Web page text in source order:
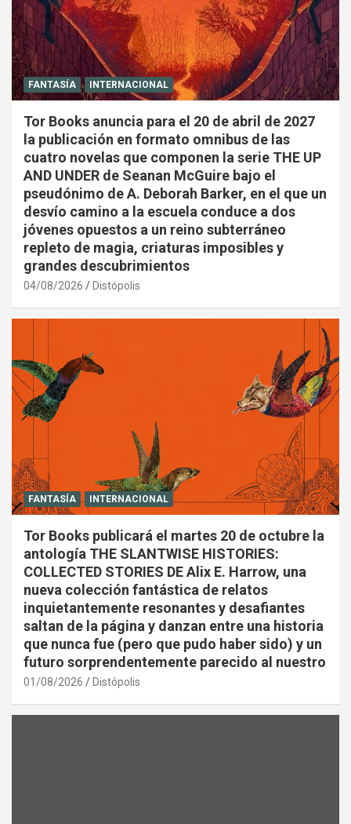
FANTASÍA INTERNACIONAL
Tor Books anuncia para el 20 de abril de 2027
la publicación en formato omnibus de las
cuatro novelas que componen la serie THE UP
AND UNDER de Seanan McGuire bajo el
pseudónimo de A. Deborah Barker, en el que un
desvío camino a la escuela conduce a dos
jóvenes opuestos a un reino subterráneo
repleto de magia, criaturas imposibles y
grandes descubrimientos
04/08/2026 Distópolis
FANTASÍA INTERNACIONAL
Tor Books publicará el martes 20 de octubre la
antología THE SLANTWISE HISTORIES:
COLLECTED STORIES DE Alix E. Harrow, una
nueva colección fantástica de relatos
inquietantemente resonantes y desafiantes
saltan de la página y danzan entre una historia
que nunca fue (pero que pudo haber sido) y un
futuro sorprendentemente parecido al nuestro
01/08/2026 Distópolis